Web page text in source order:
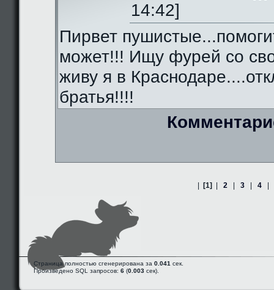
14:42]
Пирвет
может!!! Ищу фурей со
живу я в
братья!!!!
[1] 2 3 4
Страница полностью сгенерирована за 0.041 сек.
Произведено SQL запросов: 6 (0.003 сек).